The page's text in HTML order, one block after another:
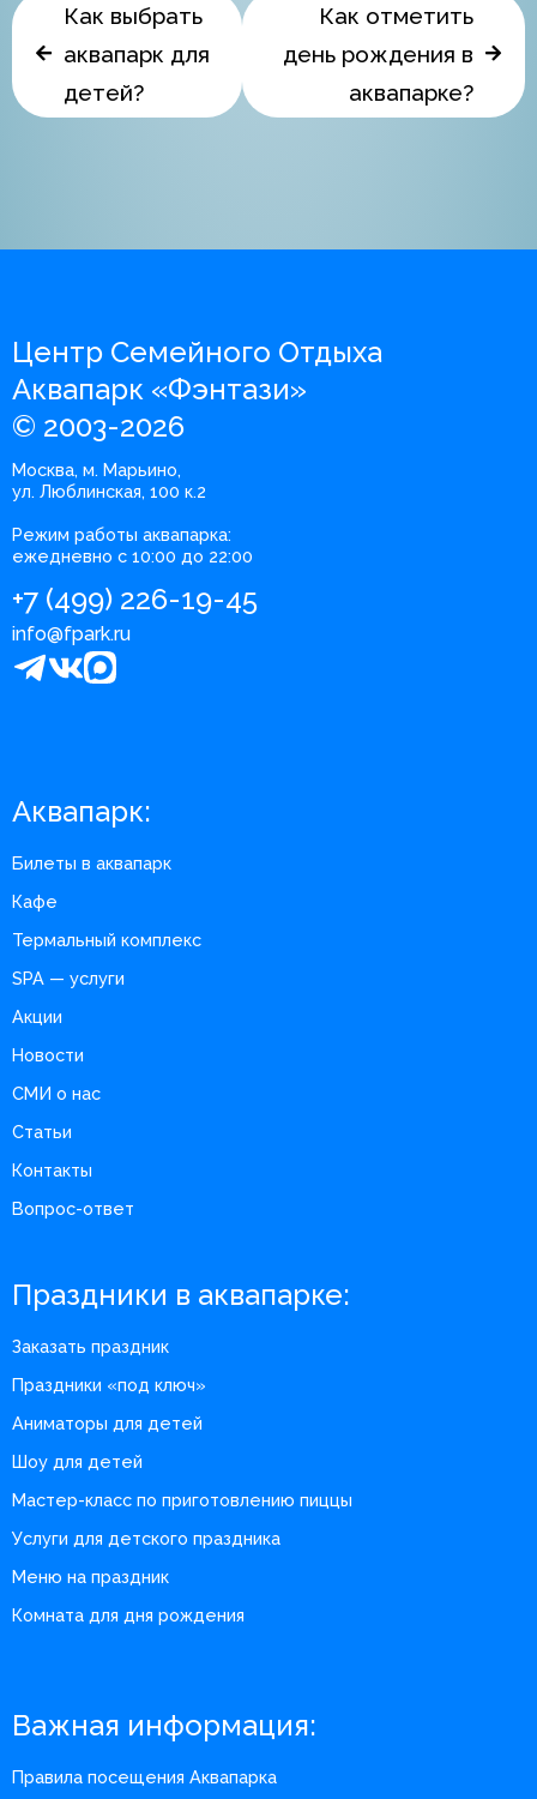
Как выбрать
аквапарк для
детей?
Как отметить
день рождения в
аквапарке?
Центр Семейного Отдыха
Аквапарк «Фэнтази»
© 2003-2026
Москва, м. Марьино,
ул. Люблинская, 100 к.2
Режим работы аквапарка:
ежедневно с 10:00 до 22:00
+7 (499) 226-19-45
info@fpark.ru
Аквапарк:
Билеты в аквапарк
Кафе
Термальный комплекс
SPA — услуги
Акции
Новости
СМИ о нас
Статьи
Контакты
Вопрос-ответ
Праздники в аквапарке:
Заказать праздник
Праздники «под ключ»
Аниматоры для детей
Шоу для детей
Мастер-класс по приготовлению пиццы
Услуги для детского праздника
Меню на праздник
Комната для дня рождения
Важная информация:
Правила посещения Аквапарка